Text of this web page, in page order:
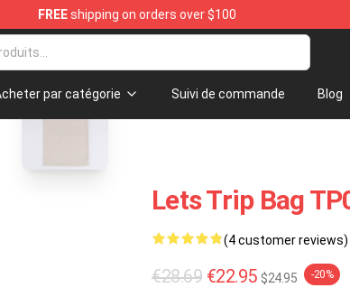
FREEshipping on orders over $100
par catégorie Suivi de commande Blog
blank template
Lets Trip Bag
(4 customer reviews)
€28.69 €22.95 $24.95 -20%